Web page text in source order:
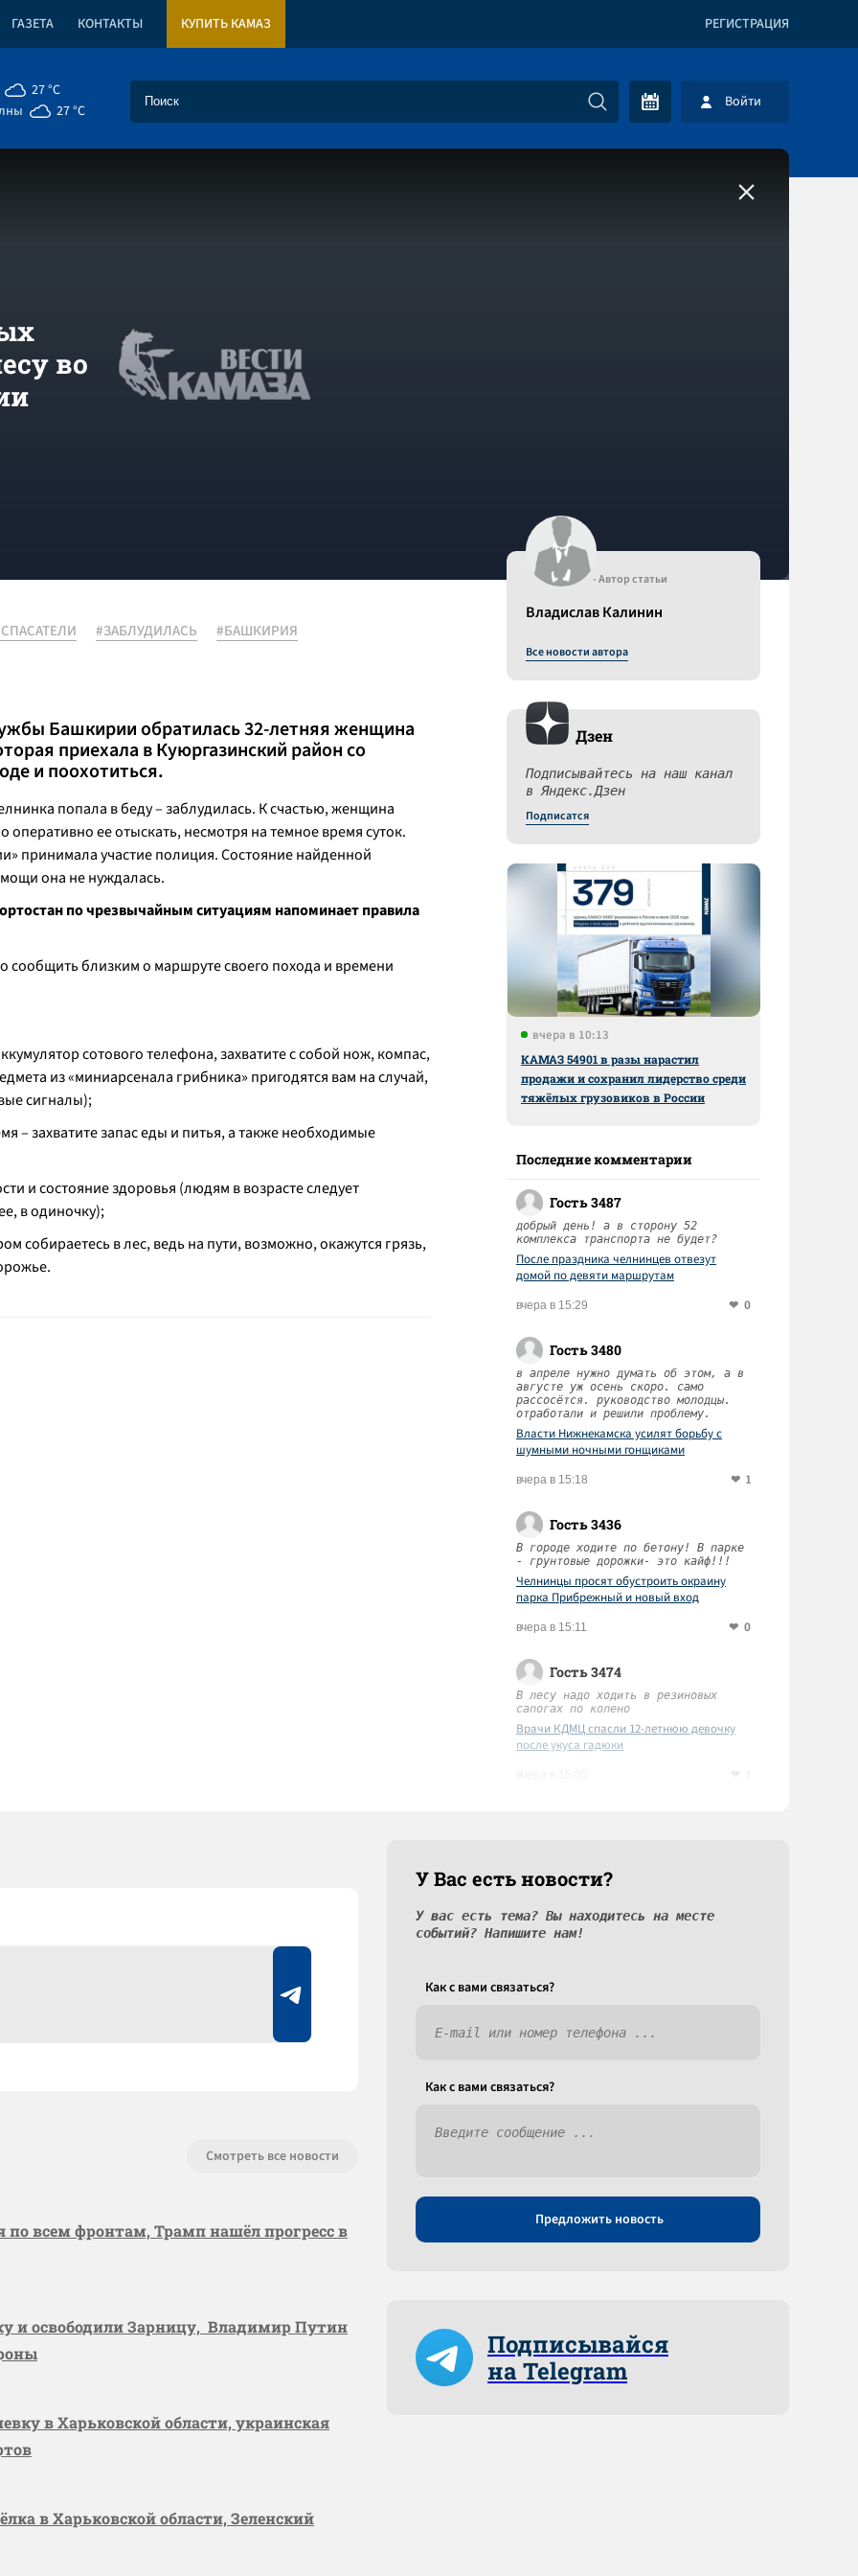
ГАЗЕТА КОНТАКТЫ КУПИТЬ КАМАЗ РЕГИСТРАЦИЯ
27 °C
27 °C Войти
во
#ЗАБЛУДИЛАСЬ
#БАШКИРИЯ
Башкирии обратилась 32-летняя женщина
приехала в Куюргазинский район со
и поохотиться.
попала в беду – заблудилась. К счастью, женщина
оперативно ее отыскать, несмотря на темное время суток.
принимала участие полиция. Состояние найденной
она не нуждалась.
по чрезвычайным ситуациям напоминает правила
сообщить близким о маршруте своего похода и времени
сотового телефона, захватите с собой нож, компас,
из «миниарсенала грибника» пригодятся вам на случай,
сигналы);
– захватите запас еды и питья, а также необходимые
и состояние здоровья (людям в возрасте следует
в одиночку);
собираетесь в лес, ведь на пути, возможно, окажутся грязь,
- Автор статьи
Владислав Калинин
Все новости автора
Дзен
Подписывайтесь на наш канал
в Яндекс.Дзен
Подписатся
вчера в 10:13
КАМАЗ 54901 в разы нарастил
продажи и сохранил лидерство среди
тяжёлых грузовиков в России
Последние комментарии
Гость 3487
добрый день! а в сторону 52
комплекса транспорта не будет?
После праздника челнинцев отвезут
домой по девяти маршрутам
вчера в 15:29 0
Гость 3480
в апреле нужно думать об этом, а в
августе уж осень скоро. само
рассосётся. руководство молодцы.
отработали и решили проблему.
Власти Нижнекамска усилят борьбу с
шумными ночными гонщиками
вчера в 15:18 1
Гость 3436
В городе ходите по бетону! В парке
- грунтовые дорожки- это кайф!!!
Челнинцы просят обустроить окраину
парка Прибрежный и новый вход
вчера в 15:11 0
Гость 3474
В лесу надо ходить в резиновых
сапогах по колено
Врачи КДМЦ спасли 12-летнюю девочку
после укуса гадюки
Смотреть все новости
по всем фронтам, Трамп нашёл прогресс в
и освободили Зарницу, Владимир Путин
в Харьковской области, украинская
в Харьковской области, Зеленский
У Вас есть новости?
У вас есть тема? Вы находитесь на месте
событий? Напишите нам!
Как c вами связаться?
Как c вами связаться?
Предложить новость
Подписывайся
на Telegram